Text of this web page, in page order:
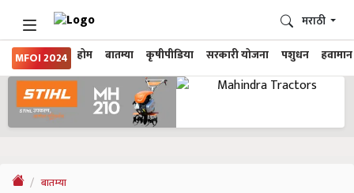
MFOI 2024 होम बातम्या कृषीपीडिया सरकारी योजना पशुधन हवामान
मराठी
बातम्या